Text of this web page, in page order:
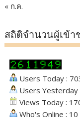
« ก.ค.
สถิติจำนวนผู้เข้า
Users Today :
Users Yesterday
Views Today :
Who's Online : 10